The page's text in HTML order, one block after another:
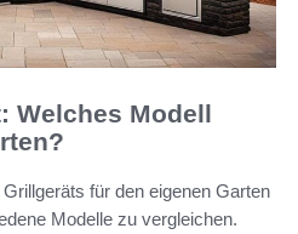
Welches Modell
für den eigenen Garten
Modelle zu vergleichen.